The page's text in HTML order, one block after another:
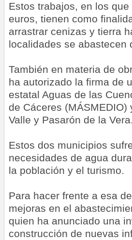
Estos trabajos, en los
euros, tienen como
arrastrar cenizas y tierra
localidades se abastecen
También en materia de
ha autorizado la firma de
estatal Aguas de las
de Cáceres
Valle y Pasarón de la Vera.
Estos dos municipios
necesidades de agua
la población y el turismo.
Para hacer frente a esa
mejoras en el
quien ha anunciado una
construcción de nuevas